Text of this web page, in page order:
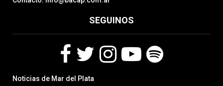
SEGUINOS
a
w
Noticias de Mar del Plata